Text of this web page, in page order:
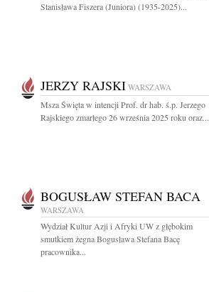
Stanisława Fiszera (Juniora) (1935-2025)...
JERZY RAJSKI WARSZAWA
Msza Święta w intencji Prof. dr hab. ś.p. Jerzego
Rajskiego zmarłego 26 września 2025 roku oraz...
BOGUSŁAW STEFAN BACA
WARSZAWA
Wydział Kultur Azji i Afryki UW z głębokim
smutkiem żegna Bogusława Stefana Bacę
pracownika...